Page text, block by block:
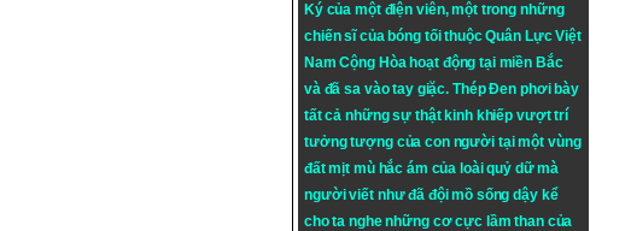
Ký của một điện viên, một trong những
chiến sĩ của bóng tối thuộc Quân Lực Việt
Nam Cộng Hòa hoạt động tại miền Bắc
và đã sa vào tay giặc. Thép Đen phơi bày
tất cả những sự thật kinh khiếp vượt trí
tưởng tượng của con người tại một vùng
đất mịt mù hắc ám của loài quỷ dữ mà
người viết như đã đội mồ sống dậy kể
cho ta nghe những cơ cực lầm than của